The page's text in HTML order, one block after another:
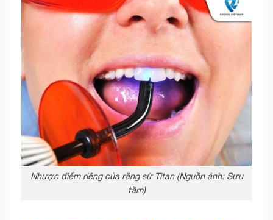
Nhược điểm riêng của răng sứ Titan (Nguồn ảnh: Sưu
tầm)